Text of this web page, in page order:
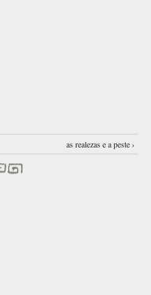
as realezas e a peste ›